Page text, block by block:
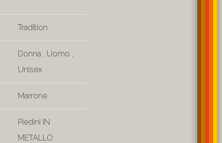
Tradition
Donna , Uomo ,
Unisex
Marrone
Piedini IN
METALLO